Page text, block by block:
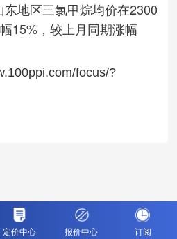
地区三氯甲烷均价在2300
15%，较上月同期涨幅
focus/?
定价中心 报价中心 订阅